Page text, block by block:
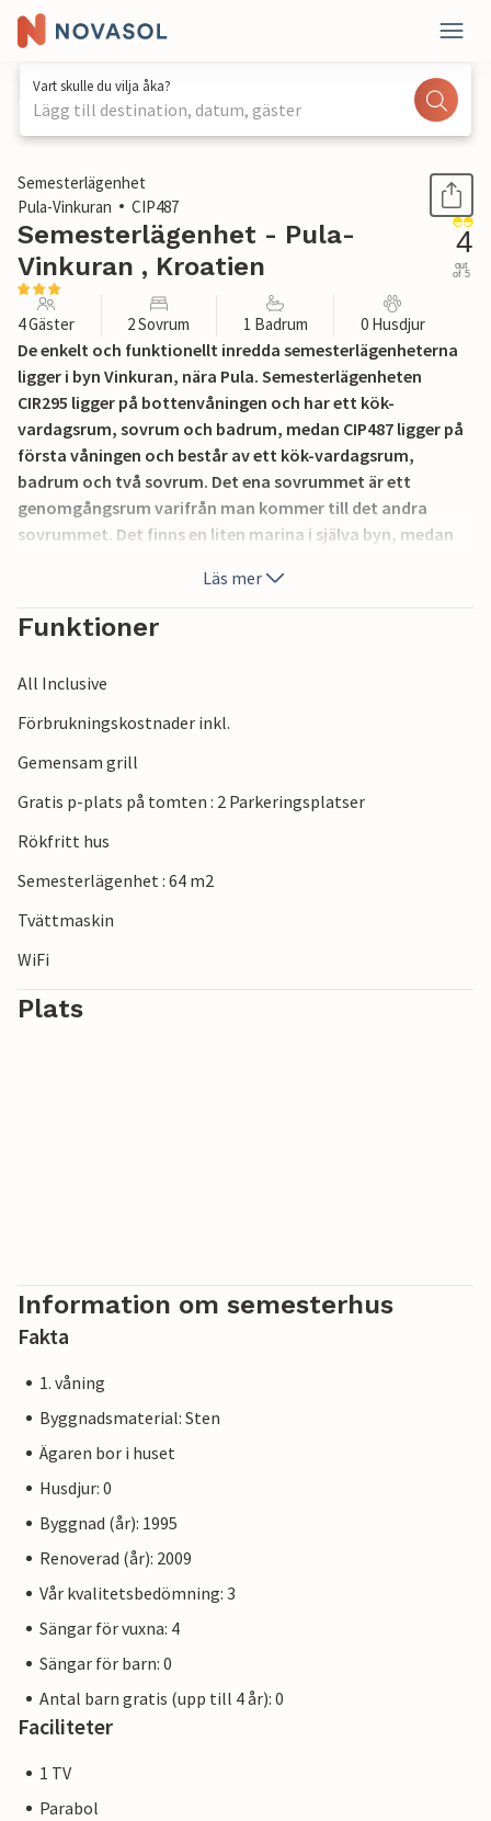
Vart skulle du vilja åka?
Lägg till destination, datum, gäster
1 / 29
Semesterlägenhet
Pula-Vinkuran
CIP487
Semesterlägenhet - Pula-
Vinkuran , Kroatien
4
out
of 5
4 Gäster 2 Sovrum 1 Badrum 0 Husdjur
De enkelt och funktionellt inredda semesterlägenheterna
ligger i byn Vinkuran, nära Pula. Semesterlägenheten
CIR295 ligger på bottenvåningen och har ett kök-
vardagsrum, sovrum och badrum, medan CIP487 ligger på
första våningen och består av ett kök-vardagsrum,
badrum och två sovrum. Det ena sovrummet är ett
genomgångsrum varifrån man kommer till det andra
sovrummet. Det finns en liten marina i själva byn, medan
restauranger. Besök den romerska amfiteatern i staden
Pula, där många sommarkonserter hålls.
Läs mer
Funktioner
All Inclusive
Förbrukningskostnader inkl.
Gemensam grill
Gratis p-plats på tomten : 2 Parkeringsplatser
Rökfritt hus
Semesterlägenhet : 64 m2
Tvättmaskin
WiFi
Plats
Information om semesterhus
Fakta
1. våning
Byggnadsmaterial: Sten
Ägaren bor i huset
Husdjur: 0
Byggnad (år): 1995
Renoverad (år): 2009
Vår kvalitetsbedömning: 3
Sängar för vuxna: 4
Sängar för barn: 0
Antal barn gratis (upp till 4 år): 0
Faciliteter
1 TV
Parabol